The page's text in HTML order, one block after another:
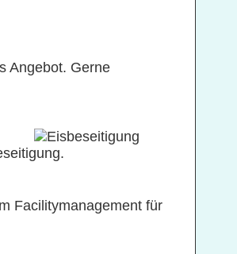
Angebot. Gerne
Facilitymanagement für